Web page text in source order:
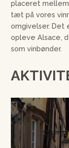
placeret mellem
tæt på vores
omgivelser. Det
opleve Alsace,
som vinbønder.